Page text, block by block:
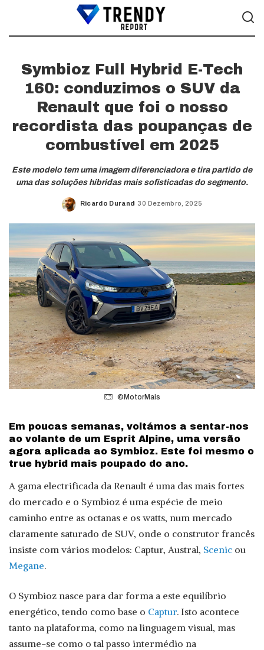
Symbioz Full Hybrid E-Tech
160: conduzimos o SUV da
Renault que foi o nosso
recordista das poupanças de
combustível em 2025
Este modelo tem uma imagem diferenciadora e tira partido de
uma das soluções híbridas mais sofisticadas do segmento.
Posted
Ricardo Durand 30 Dezembro, 2025
©MotorMais
Em poucas semanas, voltámos a sentar-nos
ao volante de um Esprit Alpine, uma versão
agora aplicada ao Symbioz. Este foi mesmo o
true hybrid mais poupado do ano.
A gama electrificada da Renault é uma das mais fortes
do mercado e o Symbioz é uma espécie de meio
caminho entre as octanas e os watts, num mercado
claramente saturado de SUV, onde o construtor francês
insiste com vários modelos: Captur, Austral, Scenic ou
Megane.
O Symbioz nasce para dar forma a este equilíbrio
energético, tendo como base o Captur. Isto acontece
tanto na plataforma, como na linguagem visual, mas
assume-se como o tal passo intermédio na